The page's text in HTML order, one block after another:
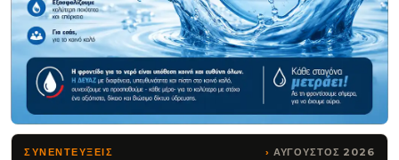
ΣΥΝΕΝΤΕΥΞΕΙΣ ΑΥΓΟΥΣΤΟΣ 2026